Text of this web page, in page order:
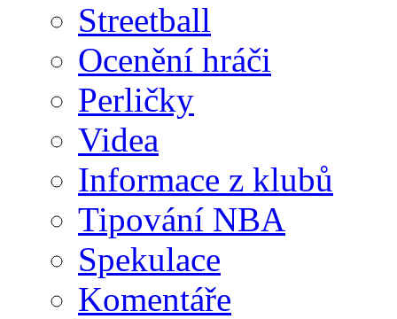
Streetball
Ocenění hráči
Perličky
Videa
Informace z klubů
Tipování NBA
Spekulace
Komentáře